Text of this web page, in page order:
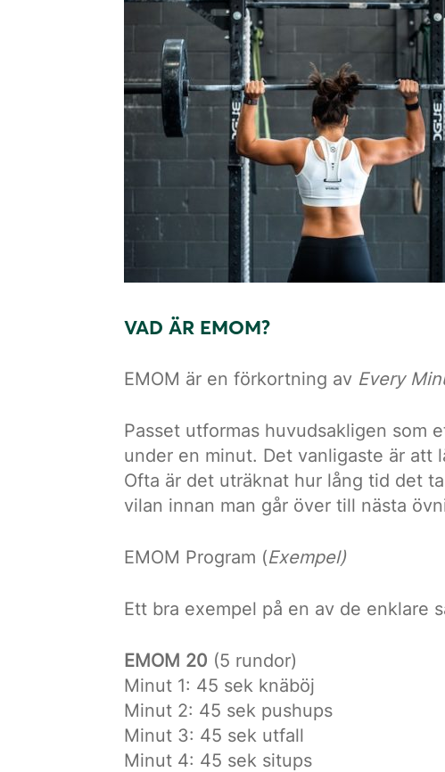
VAD ÄR EMOM?
EMOM är en förkortning av Every
Passet utformas huvudsakligen som
under en minut. Det vanligaste är att
Ofta är det uträknat hur lång tid det
vilan innan man går över till nästa
EMOM Program (Exempel)
Ett bra exempel på en av de enklare
EMOM 20 (5 rundor)
Minut 1: 45 sek knäböj
Minut 2: 45 sek pushups
Minut 3: 45 sek utfall
Minut 4: 45 sek situps